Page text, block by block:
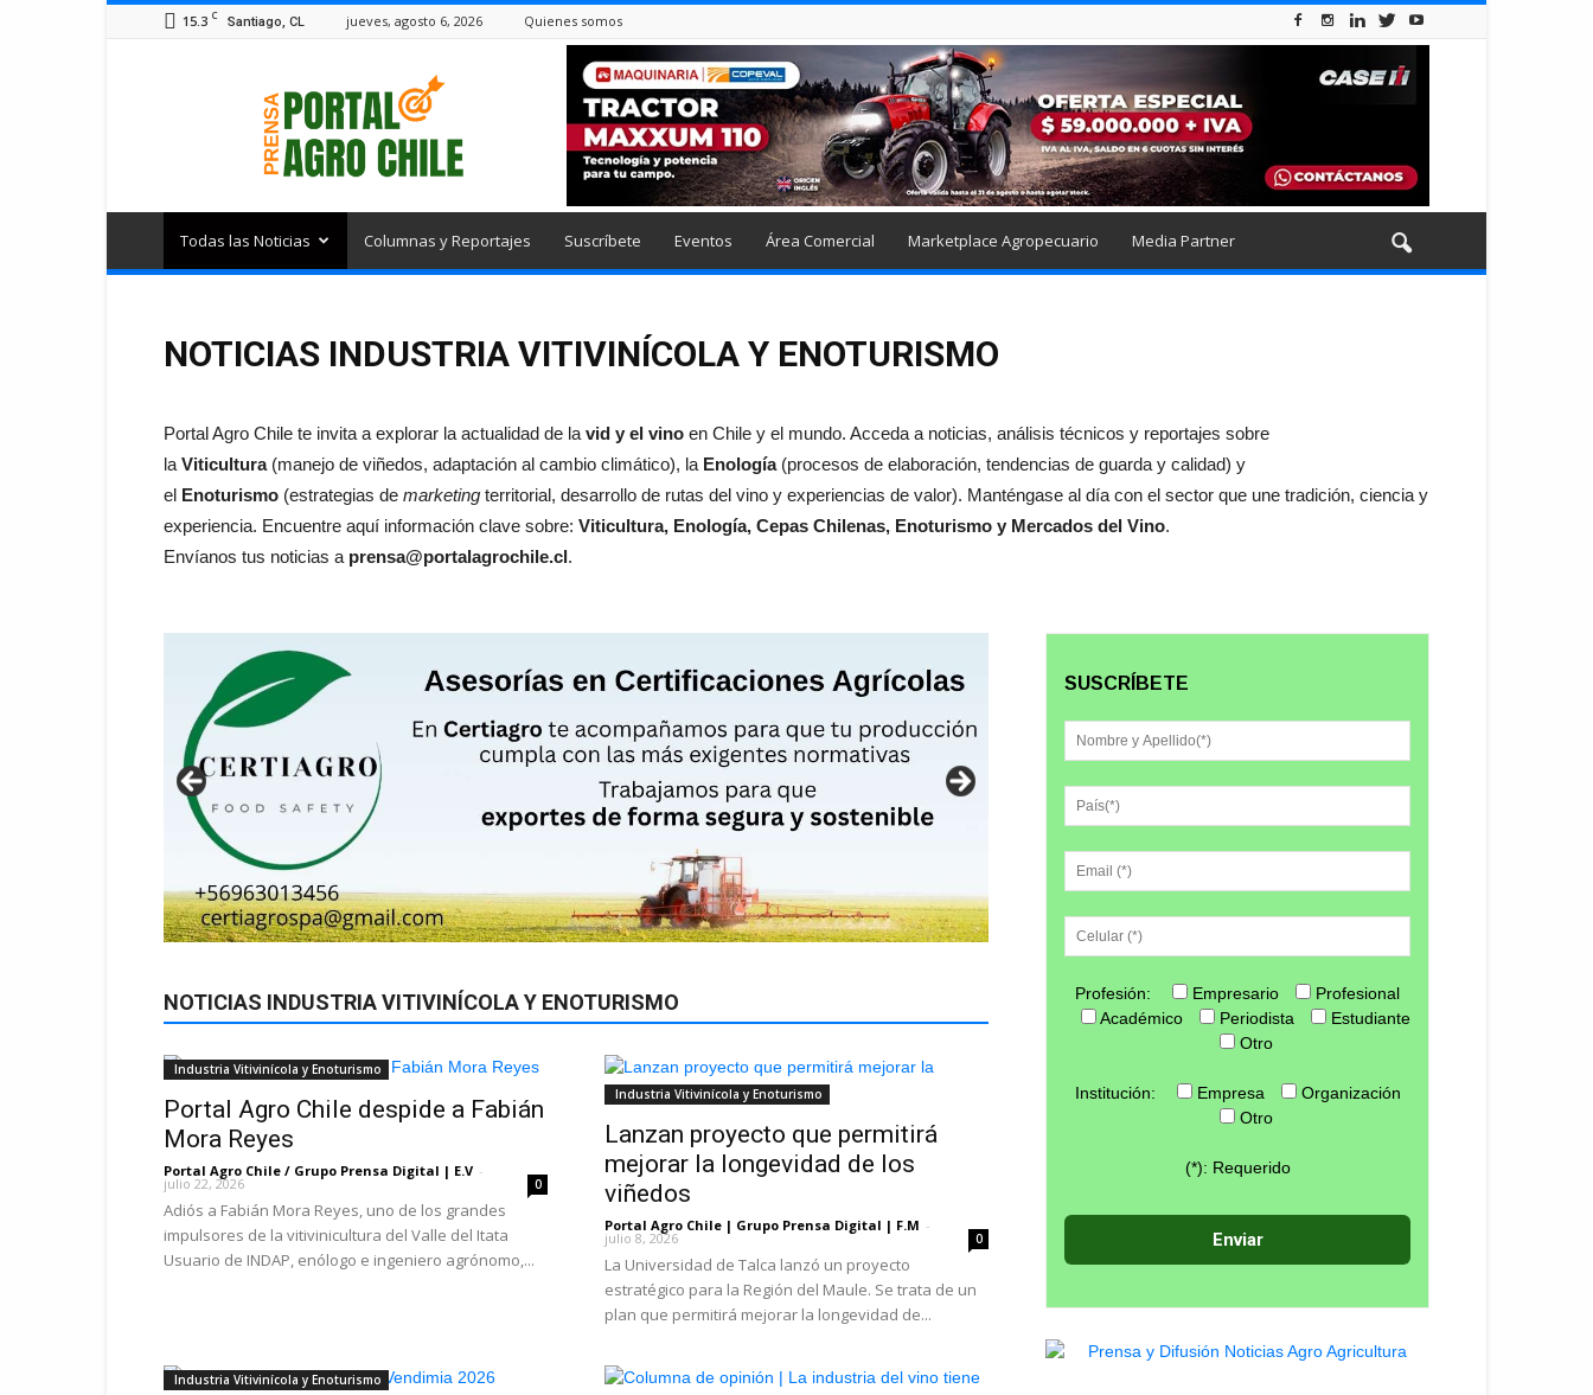
15.3 C Santiago, CL jueves, agosto 6, 2026 Quienes somos
Todas las Noticias Columnas y Reportajes Suscríbete Eventos Área Comercial Marketplace Agropecuario Media Partner
NOTICIAS INDUSTRIA VITIVINÍCOLA Y ENOTURISMO
Portal Agro Chile te invita a explorar la actualidad de la vid y el vino en Chile y el mundo. Acceda a noticias, análisis técnicos y reportajes sobre
la Viticultura(manejo de viñedos, adaptación al cambio climático), la Enología(procesos de elaboración, tendencias de guarda y calidad) y
el Enoturismo (estrategias de marketing territorial, desarrollo de rutas del vino y experiencias de valor). Manténgase al día con el sector que une tradición, ciencia y
experiencia. Encuentre aquí información clave sobre: Viticultura, Enología, Cepas Chilenas, Enoturismo y Mercados del Vino.
Envíanos tus noticias a prensa@portalagrochile.cl.
NOTICIAS INDUSTRIA VITIVINÍCOLA Y ENOTURISMO
Industria Vitivinícola y Enoturismo
Portal Agro Chile despide a Fabián
Mora Reyes
Portal Agro Chile / Grupo Prensa Digital | E.V -
julio 22, 2026 0
Adiós a Fabián Mora Reyes, uno de los grandes
impulsores de la vitivinicultura del Valle del Itata
Usuario de INDAP, enólogo e ingeniero agrónomo,...
Industria Vitivinícola y Enoturismo
Lanzan proyecto que permitirá
mejorar la longevidad de los
viñedos
Portal Agro Chile | Grupo Prensa Digital | F.M -
julio 8, 2026 0
La Universidad de Talca lanzó un proyecto
estratégico para la Región del Maule. Se trata de un
plan que permitirá mejorar la longevidad de...
Industria Vitivinícola y Enoturismo
SUSCRÍBETE
Profesión: Empresario
Profesional
Académico
Periodista
Estudiante
Otro
Institución: Empresa
Organización
Otro
(*): Requerido